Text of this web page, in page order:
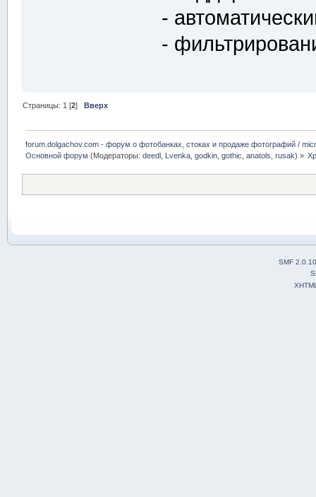
-
-
Страницы: 1 [2]Вверх
forum.dolgachov.com - форум о фотобанках, стоках и продаже фотографий /
Основной форум (Модераторы:deedl Lvenka ,godkin ,gothic ,anatols ,rusak) »
SMF